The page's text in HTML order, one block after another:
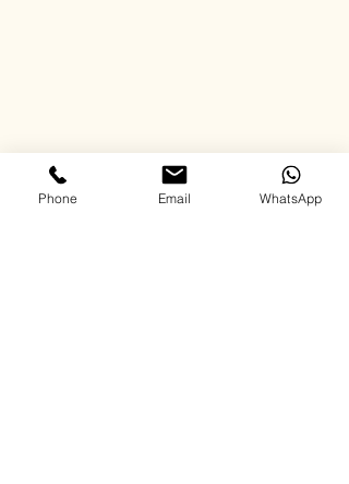
Phone Email WhatsApp